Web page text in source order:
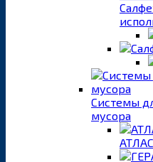
Системы
мусора